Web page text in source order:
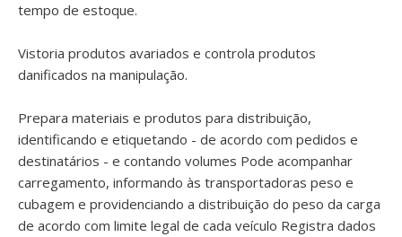
tempo de estoque.
Vistoria produtos avariados e controla produtos
danificados na manipulação.
Prepara materiais e produtos para distribuição,
identificando e etiquetando - de acordo com pedidos e
destinatários - e contando volumes Pode acompanhar
carregamento, informando às transportadoras peso e
cubagem e providenciando a distribuição do peso da carga
de acordo com limite legal de cada veículo Registra dados